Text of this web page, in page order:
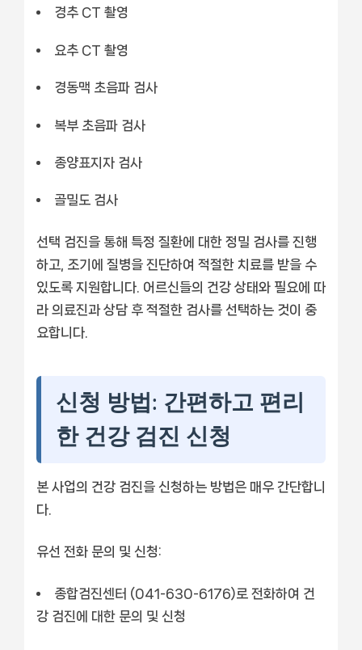
경추 CT 촬영
요추 CT 촬영
경동맥 초음파 검사
복부 초음파 검사
종양표지자 검사
골밀도 검사
선택 검진을 통해 특정 질환에 대한 정밀 검사를 진행
하고, 조기에 질병을 진단하여 적절한 치료를 받을 수
있도록 지원합니다. 어르신들의 건강 상태와 필요에 따
라 의료진과 상담 후 적절한 검사를 선택하는 것이 중
요합니다.
신청 방법: 간편하고 편리
한 건강 검진 신청
본 사업의 건강 검진을 신청하는 방법은 매우 간단합니
다.
유선 전화 문의 및 신청:
종합검진센터 (041-630-6176)로 전화하여 건
강 검진에 대한 문의 및 신청